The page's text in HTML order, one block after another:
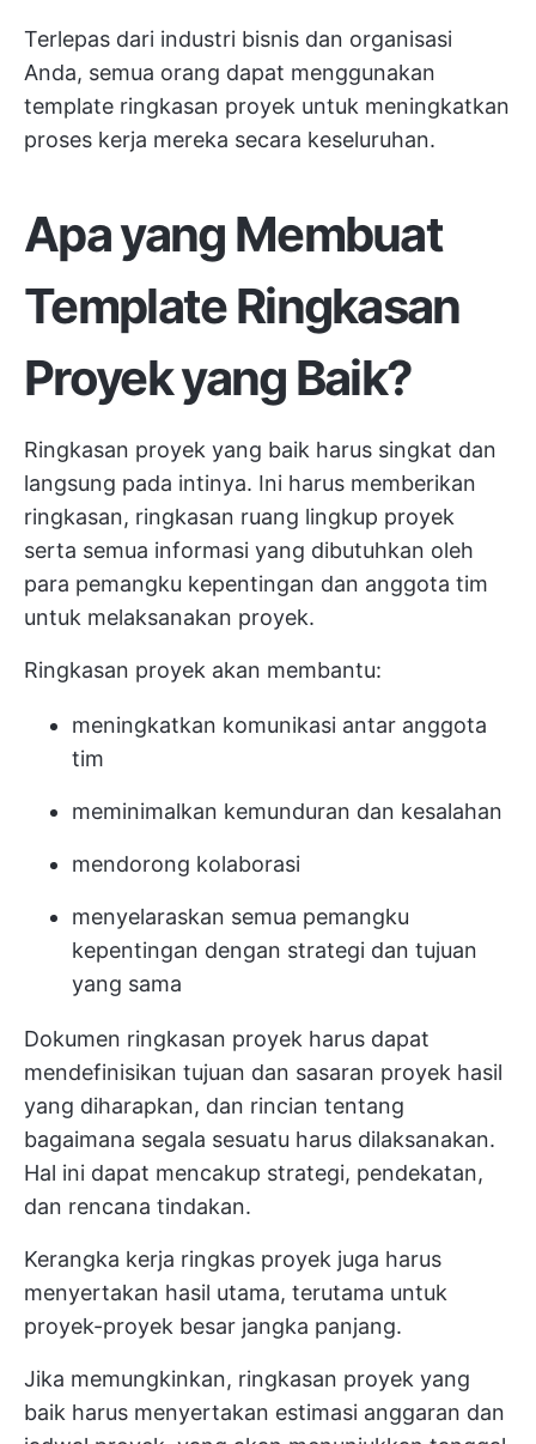
Terlepas dari industri bisnis dan organisasi
Anda, semua orang dapat menggunakan
template ringkasan proyek untuk meningkatkan
proses kerja mereka secara keseluruhan.
Apa yang Membuat
Template Ringkasan
Proyek yang Baik?
Ringkasan proyek yang baik harus singkat dan
langsung pada intinya. Ini harus memberikan
ringkasan, ringkasan ruang lingkup proyek
serta semua informasi yang dibutuhkan oleh
para pemangku kepentingan dan anggota tim
untuk melaksanakan proyek.
Ringkasan proyek akan membantu:
meningkatkan komunikasi antar anggota
tim
meminimalkan kemunduran dan kesalahan
mendorong kolaborasi
menyelaraskan semua pemangku
kepentingan dengan strategi dan tujuan
yang sama
Dokumen ringkasan proyek harus dapat
mendefinisikan tujuan dan sasaran proyek hasil
yang diharapkan, dan rincian tentang
bagaimana segala sesuatu harus dilaksanakan.
Hal ini dapat mencakup strategi, pendekatan,
dan rencana tindakan.
Kerangka kerja ringkas proyek juga harus
menyertakan hasil utama, terutama untuk
proyek-proyek besar jangka panjang.
Jika memungkinkan, ringkasan proyek yang
baik harus menyertakan estimasi anggaran dan